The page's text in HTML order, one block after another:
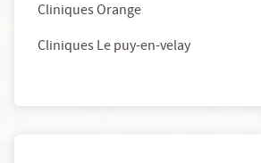
Cliniques Orange
Cliniques Le puy-en-velay